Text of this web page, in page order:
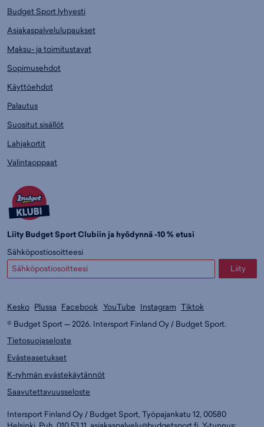
Budget Sport lyhyesti
Asiakaspalvelulupaukset
Maksu- ja toimitustavat
Sopimusehdot
Käyttöehdot
Palautus
Suositut sisällöt
Lahjakortit
Valintaoppaat
Liity Budget Sport Clubiin ja hyödynnä -10 % etusi
Sähköpostiosoitteesi
Liity
Kesko Plussa Facebook YouTube Instagram Tiktok
© Budget Sport — 2026. Intersport Finland Oy / Budget Sport.
Tietosuojaseloste
Evästeasetukset
K-ryhmän evästekäytännöt
Saavutettavuusseloste
Intersport Finland Oy / Budget Sport, Työpajankatu 12, 00580